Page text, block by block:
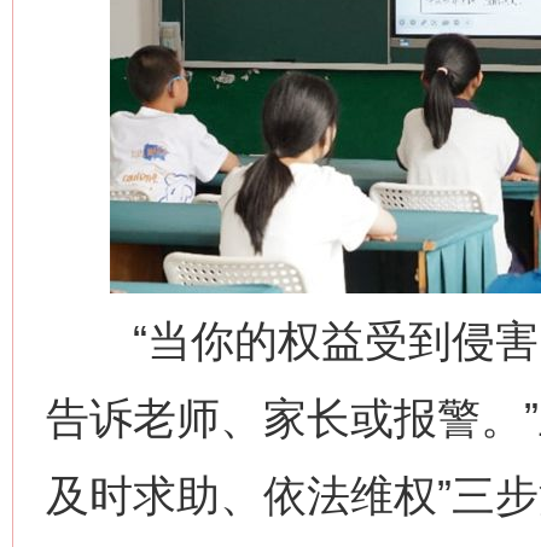
“当你的权益受到侵害
告诉老师、家长或报警。
及时求助、依法维权”三